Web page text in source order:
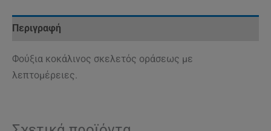
Περιγραφή
Φούξια κοκάλινος σκελετός οράσεως με
λεπτομέρειες.